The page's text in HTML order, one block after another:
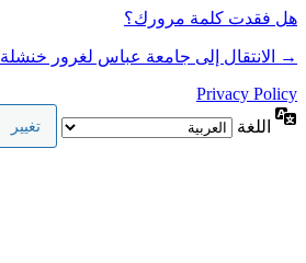
هل فقدت كلمة مرورك؟
→ الانتقال إلى جامعة عباس لغرور خنشلة
Privacy Policy
اللغة